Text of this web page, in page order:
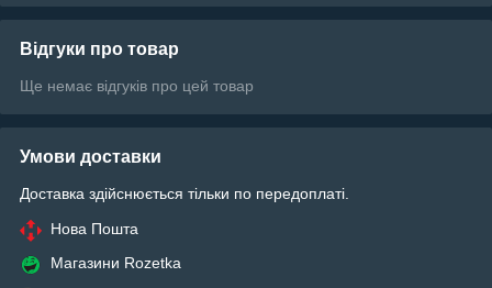
Відгуки про товар
Ще немає відгуків про цей товар
Умови доставки
Доставка здійснюється тільки по передоплаті.
Нова Пошта
Магазини Rozetka